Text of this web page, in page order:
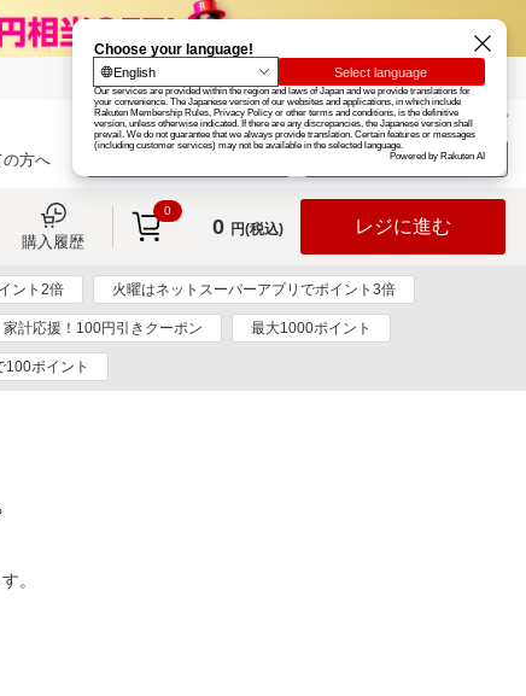
楽天グループ カード
お知らせ ヘルプ
の方へ ログイン
購入履歴
0
0 円(税込) レジに進む
ント2倍 火曜はネットスーパーアプリでポイント3倍
家計応援！100円引きクーポン 最大1000ポイント
100ポイント
。